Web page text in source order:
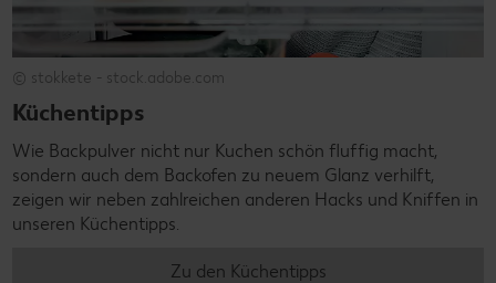
© stokkete - stock.adobe.com
Küchentipps
Wie Backpulver nicht nur Kuchen schön fluffig macht,
sondern auch dem Backofen zu neuem Glanz verhilft,
zeigen wir neben zahlreichen anderen Hacks und Kniffen in
unseren Küchentipps.
Zu den Küchentipps